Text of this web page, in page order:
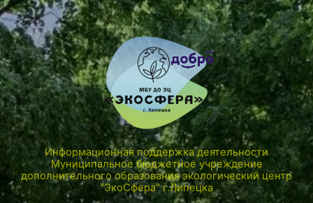
Информационная поддержка деятельности
Муниципальное бюджетное учреждение
дополнительного образования экологический центр
"ЭкоСфера" г.Липецка